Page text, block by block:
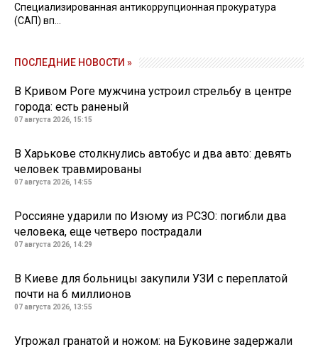
Специализированная антикоррупционная прокуратура
(САП) вп...
ПОСЛЕДНИЕ НОВОСТИ »
В Кривом Роге мужчина устроил стрельбу в центре
города: есть раненый
07 августа 2026, 15:15
В Харькове столкнулись автобус и два авто: девять
человек травмированы
07 августа 2026, 14:55
Россияне ударили по Изюму из РСЗО: погибли два
человека, еще четверо пострадали
07 августа 2026, 14:29
В Киеве для больницы закупили УЗИ с переплатой
почти на 6 миллионов
07 августа 2026, 13:55
Угрожал гранатой и ножом: на Буковине задержали